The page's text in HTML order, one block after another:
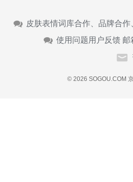
皮肤表情词库合作、品牌合
使用问题用户反馈 邮
© 2026 SOGOU.COM